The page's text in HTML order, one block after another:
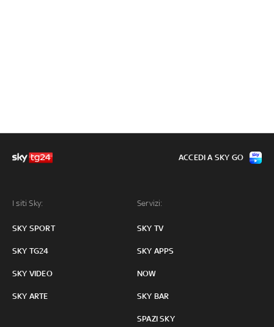
I siti Sky:
SKY SPORT
SKY TG24
SKY VIDEO
SKY ARTE
Servizi:
SKY TV
SKY APPS
NOW
SKY BAR
SPAZI SKY
ACCEDI A SKY GO